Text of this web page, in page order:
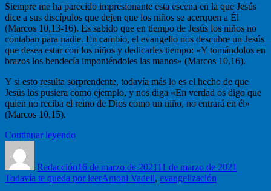
Siempre me ha parecido impresionante esta escena en la que Jesús
dice a sus discípulos que dejen que los niños se acerquen a Él
(Marcos 10,13-16). Es sabido que en tiempo de Jesús los niños no
contaban para nadie. En cambio, el evangelio nos descubre un Jesús
que desea estar con los niños y dedicarles tiempo: «Y tomándolos en
brazos los bendecía imponiéndoles las manos» (Marcos 10,16).
Y si esto resulta sorprendente, todavía más lo es el hecho de que
Jesús los pusiera como ejemplo, y nos diga «En verdad os digo que
quien no reciba el reino de Dios como un niño, no entrará en él»
(Marcos 10,15).
Continuar leyendo“«Dejad
niños
se
Redacción16 de marzo de 202111 de marzo de 2021
Todavía te queda por leerEtiquetas
Antoni Vadell, evangelización